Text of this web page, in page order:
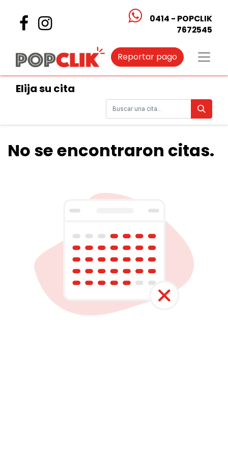
0414 - POPCLIK
7672545
Reportar pago
Elija su cita
No se encontraron citas.